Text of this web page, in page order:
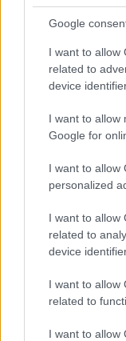
Google
I want to allow
related to
device
I want to allow
Google for
I want to allow
personalized
I want to allow
related to
device
I want to allow
related to
I want to allow
altro intervento
in via
della Magliana.
necessario il
operazioni di
moduli
sottolineando
parte delle
disagi e
Precedente
Arrivo: